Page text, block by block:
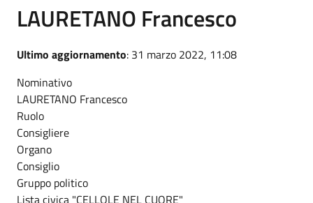
LAURETANO Francesco
Ultimo aggiornamento: 31 marzo 2022, 11:08
Nominativo
LAURETANO Francesco
Ruolo
Consigliere
Organo
Consiglio
Gruppo politico
Lista civica "CELLOLE NEL CUORE"